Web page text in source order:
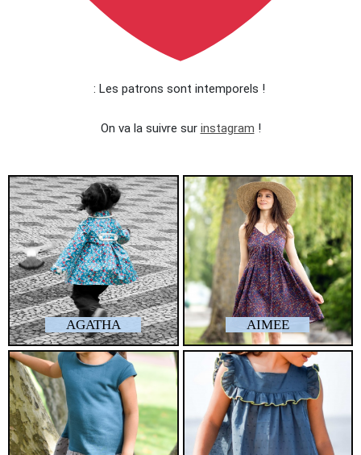
: Les patrons sont intemporels !
On va la suivre sur instagram !
AGATHA AIMEE